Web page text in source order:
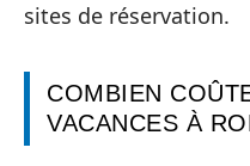
sites de réservation.
COMBIEN
VACANCES À